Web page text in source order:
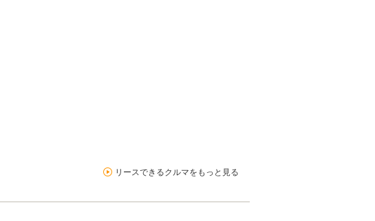
リースできるクルマをもっと見る